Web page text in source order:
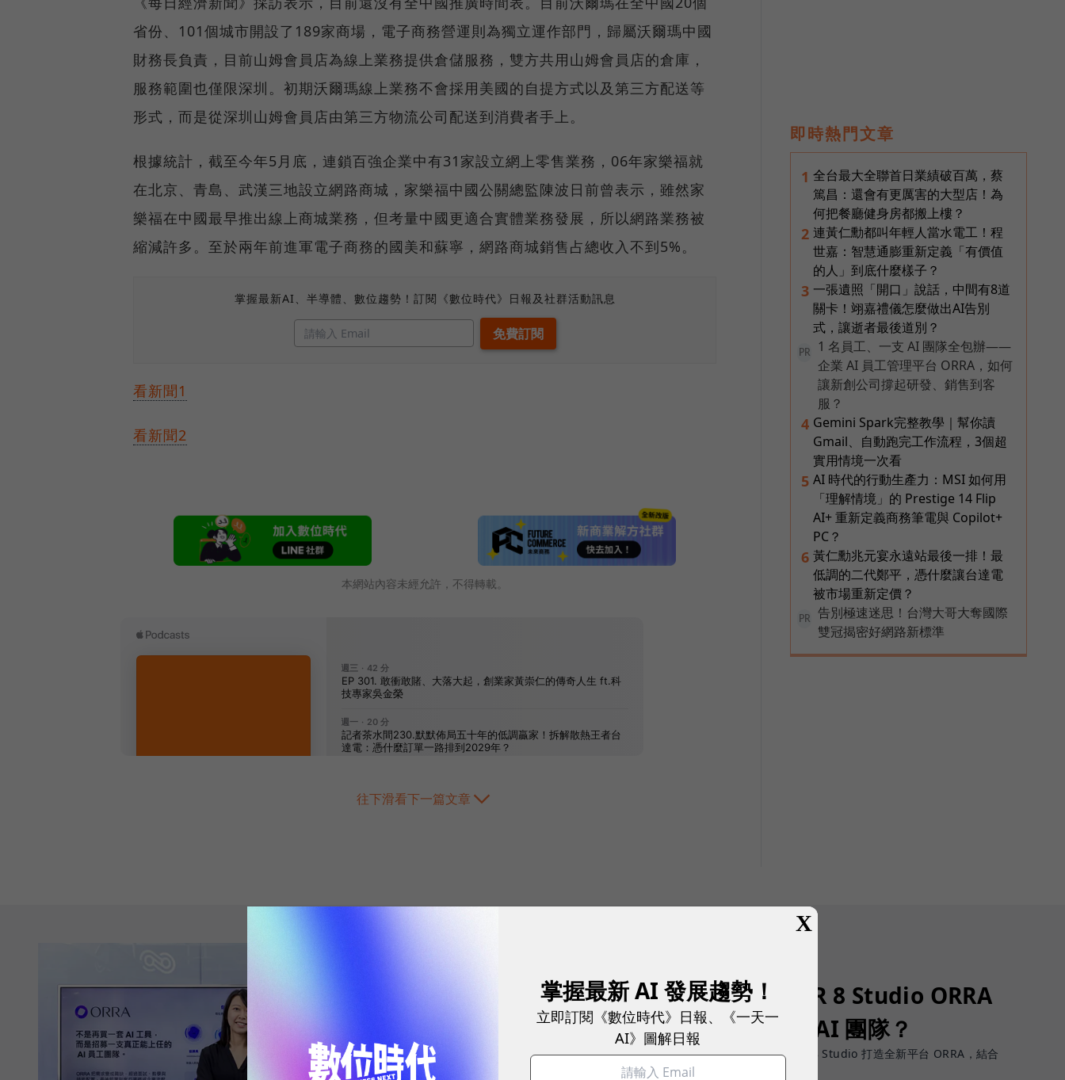
省份、101個城市開設了189家商場，電子商務營運則為獨立運作部門，歸屬沃爾瑪中國
財務長負責，目前山姆會員店為線上業務提供倉儲服務，雙方共用山姆會員店的倉庫，
服務範圍也僅限深圳。初期沃爾瑪線上業務不會採用美國的自提方式以及第三方配送等
形式，而是從深圳山姆會員店由第三方物流公司配送到消費者手上。
根據統計，截至今年5月底，連鎖百強企業中有31家設立網上零售業務，06年家樂福就
在北京、青島、武漢三地設立網路商城，家樂福中國公關總監陳波日前曾表示，雖然家
樂福在中國最早推出線上商城業務，但考量中國更適合實體業務發展，所以網路業務被
縮減許多。至於兩年前進軍電子商務的國美和蘇寧，網路商城銷售占總收入不到5%。
掌握最新AI、半導體、數位趨勢！訂閱《數位時代》日報及社群活動訊息
看新聞1
看新聞2
本網站內容未經允許，不得轉載。
往下滑看下一篇文章
即時熱門文章
1 全台最大全聯首日業績破百萬，蔡
篤昌：還會有更厲害的大型店！為
何把餐廳健身房都搬上樓？
2 連黃仁勳都叫年輕人當水電工！程
世嘉：智慧通膨重新定義「有價值
的人」到底什麼樣子？
3 一張遺照「開口」說話，中間有8道
關卡！翊嘉禮儀怎麼做出AI告別
式，讓逝者最後道別？
PR
1 名員工、一支 AI 團隊全包辦——
企業 AI 員工管理平台 ORRA，如何
讓新創公司撐起研發、銷售到客
服？
4 Gemini Spark完整教學｜幫你讀
Gmail、自動跑完工作流程，3個超
實用情境一次看
5 AI 時代的行動生產力：MSI 如何用
「理解情境」的 Prestige 14 Flip
AI+ 重新定義商務筆電與 Copilot+
PC？
6 黃仁勳兆元宴永遠站最後一排！最
低調的二代鄭平，憑什麼讓台達電
被市場重新定價？
PR
告別極速迷思！台灣大哥大奪國際
雙冠揭密好網路新標準
AI Agent 時代來了！SUPER 8 Studio ORRA
如何讓企業快速招募、治理 AI 團隊？
打造 AI Agent 不難，管理 AI 團隊才是挑戰，SUPER 8 Studio 打造全新平台 ORRA，結合
招募與治理的設計滿足企業需求。
X
掌握最新 AI 發展趨勢！
立即訂閱《數位時代》日報、《一天一
AI》圖解日報